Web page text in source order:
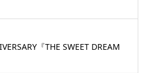
『THE SWEET DREAM